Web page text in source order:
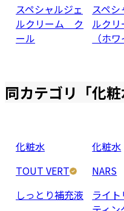
スペシャルジェ
ルクリーム ク
ール
スペシ
ルク
（ホワ
同カテゴリ「化
化粧水
TOUT VERT
しっとり補充液
化粧水
NARS
ライ